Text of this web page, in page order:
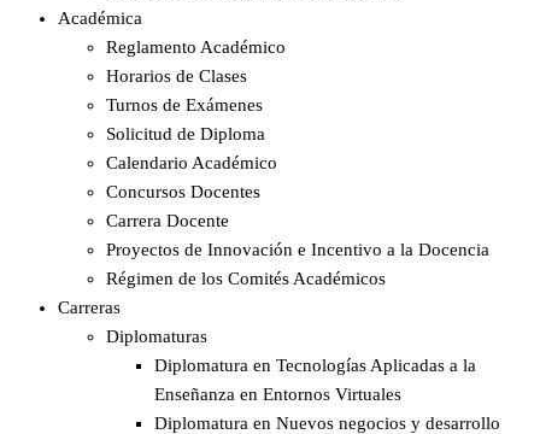
Académica
Reglamento Académico
Horarios de Clases
Turnos de Exámenes
Solicitud de Diploma
Calendario Académico
Concursos Docentes
Carrera Docente
Proyectos de Innovación e Incentivo a la Docencia
Régimen de los Comités Académicos
Carreras
Diplomaturas
Diplomatura en Tecnologías Aplicadas a la
Enseñanza en Entornos Virtuales
Diplomatura en Nuevos negocios y desarrollo